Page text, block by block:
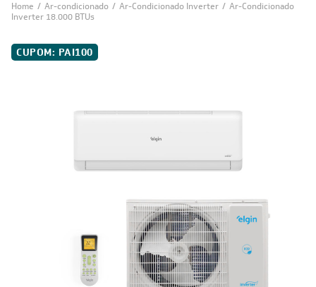
Home / Ar-condicionado / Ar-Condicionado Inverter / Ar-Condicionado
Inverter 18.000 BTUs
CUPOM: PAI100